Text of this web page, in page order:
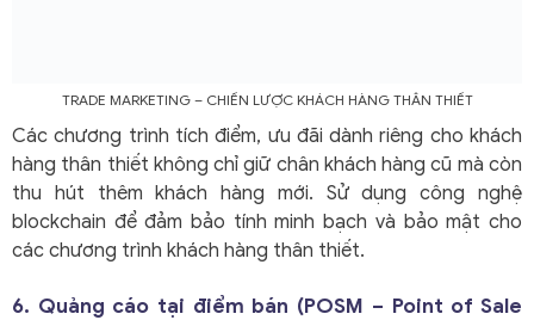
TRADE MARKETING– CHIẾN LƯỢC KHÁCH HÀNG THÂN THIẾT
Các chương trình tích điểm, ưu đãi dành riêng cho khách
hàng thân thiết không chỉ giữ chân khách hàng cũ mà còn
thu hút thêm khách hàng mới. Sử dụng công nghệ
blockchain để đảm bảo tính minh bạch và bảo mật cho
các chương trình khách hàng thân thiết.
6. Quảng cáo tại điểm bán (POSM – Point of Sale